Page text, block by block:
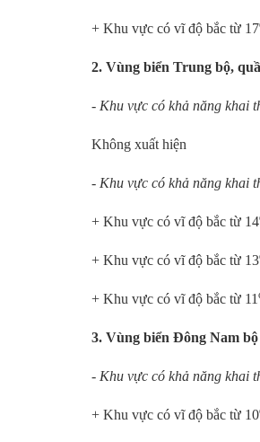
+ Khu vực có vĩ độ bắc từ 17
2. Vùng biển Trung bộ,
- Khu vực có khả năng khai
Không xuất hiện
- Khu vực có khả năng khai
+ Khu vực có vĩ độ bắc từ 14
+ Khu vực có vĩ độ bắc từ 13
+ Khu vực có vĩ độ bắc từ 11
3. Vùng biển Đông Nam
- Khu vực có khả năng khai
+ Khu vực có vĩ độ bắc từ 10